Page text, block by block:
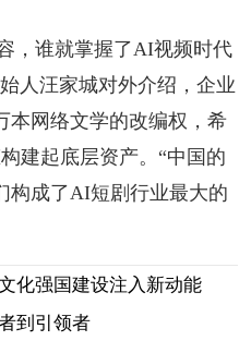
，谁就掌握了AI视频时代
人汪家城对外介绍，企业
本网络文学的改编权，希
建起底层资产。“中国的
构成了AI短剧行业最大的
化强国建设注入新动能
到引领者